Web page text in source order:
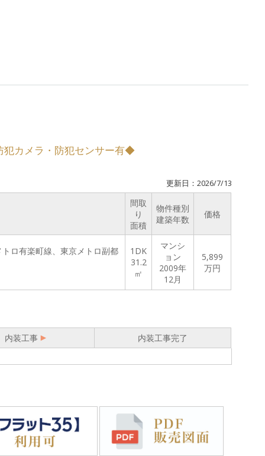
カメラ・防犯センサー有◆
更新日：2026/7/13
間取
り
面積
物件種別
建築年数
価格
ロ有楽町線、東京メトロ副都
1DK
31.2
㎡
マンシ
ョン
2009年
12月
5,899
万円
内装工事 内装工事完了